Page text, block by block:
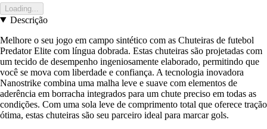
Loading...
Descrição
Melhore o seu jogo em campo sintético com as Chuteiras de futebol
Predator Elite com língua dobrada. Estas chuteiras são projetadas com
um tecido de desempenho ingeniosamente elaborado, permitindo que
você se mova com liberdade e confiança. A tecnologia inovadora
Nanostrike combina uma malha leve e suave com elementos de
aderência em borracha integrados para um chute preciso em todas as
condições. Com uma sola leve de comprimento total que oferece tração
ótima, estas chuteiras são seu parceiro ideal para marcar gols.